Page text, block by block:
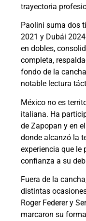
trayectoria
Paolini suma dos
2021 y Dubái
en dobles,
completa,
fondo de la
notable lectura
México no es
italiana. Ha
de Zapopan y en
donde alcanzó la
experiencia que le
confianza a su
Fuera de la
distintas
Roger Federer y
marcaron su